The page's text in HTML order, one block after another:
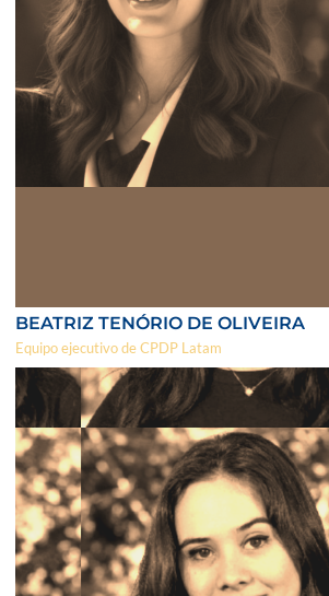
BEATRIZ TENÓRIO DE OLIVEIRA
Equipo ejecutivo de CPDP Latam